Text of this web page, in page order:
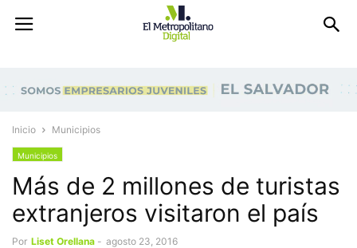
Inicio Municipios
Municipios
Más de 2 millones de turistas
extranjeros visitaron el país
Por Liset Orellana - agosto 23, 2016